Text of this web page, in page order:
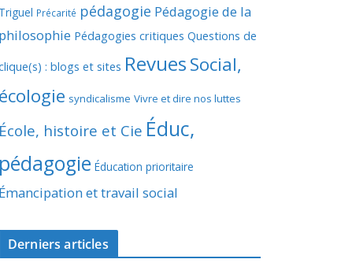
Triguel Précarité pédagogie Pédagogie de la
philosophie Pédagogies critiques Questions de
: blogs et sites RevuesSocial,
écologie syndicalisme Vivre et dire nos luttes
École, histoire et Cie Éduc,
pédagogie Éducation prioritaire
Émancipation et travail social
Derniers articles